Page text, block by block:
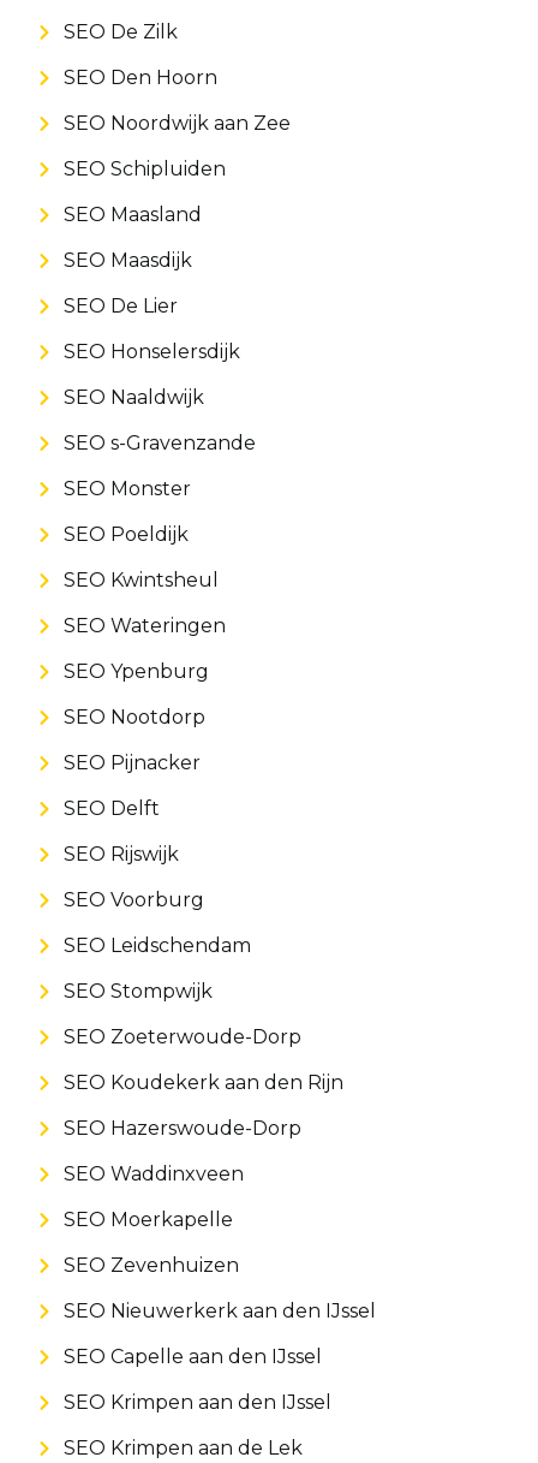
SEO De Zilk
SEO Den Hoorn
SEO Noordwijk aan Zee
SEO Schipluiden
SEO Maasland
SEO Maasdijk
SEO De Lier
SEO Honselersdijk
SEO Naaldwijk
SEO s-Gravenzande
SEO Monster
SEO Poeldijk
SEO Kwintsheul
SEO Wateringen
SEO Ypenburg
SEO Nootdorp
SEO Pijnacker
SEO Delft
SEO Rijswijk
SEO Voorburg
SEO Leidschendam
SEO Stompwijk
SEO Zoeterwoude-Dorp
SEO Koudekerk aan den Rijn
SEO Hazerswoude-Dorp
SEO Waddinxveen
SEO Moerkapelle
SEO Zevenhuizen
SEO Nieuwerkerk aan den IJssel
SEO Capelle aan den IJssel
SEO Krimpen aan den IJssel
SEO Krimpen aan de Lek